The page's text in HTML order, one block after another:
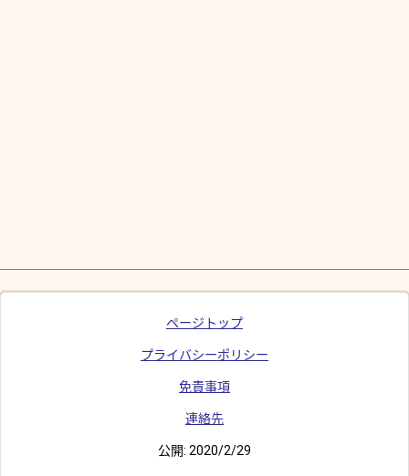
ページトップ
プライバシーポリシー
免責事項
連絡先
公開: 2020/2/29